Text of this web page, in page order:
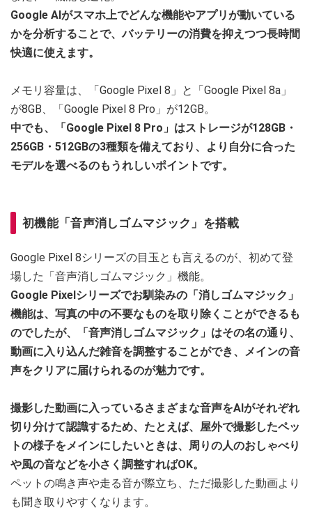
Google AIがスマホ上でどんな機能やアプリが動いている
かを分析することで、バッテリーの消費を抑えつつ長時間
快適に使えます。
メモリ容量は、「Google Pixel 8」と「Google Pixel 8a」
が8GB、「Google Pixel 8 Pro」が12GB。
中でも、「Google Pixel 8 Pro」はストレージが128GB・
256GB・512GBの3種類を備えており、より自分に合った
モデルを選べるのもうれしいポイントです。
初機能「音声消しゴムマジック」を搭載
Google Pixel 8シリーズの目玉とも言えるのが、初めて登
場した「音声消しゴムマジック」機能。
Google Pixelシリーズでお馴染みの「消しゴムマジック」
機能は、写真の中の不要なものを取り除くことができるも
のでしたが、「音声消しゴムマジック」はその名の通り、
動画に入り込んだ雑音を調整することができ、メインの音
声をクリアに届けられるのが魅力です。
撮影した動画に入っているさまざまな音声をAIがそれぞれ
切り分けて認識するため、たとえば、屋外で撮影したペッ
トの様子をメインにしたいときは、周りの人のおしゃべり
や風の音などを小さく調整すればOK。
ペットの鳴き声や走る音が際立ち、ただ撮影した動画より
も聞き取りやすくなります。